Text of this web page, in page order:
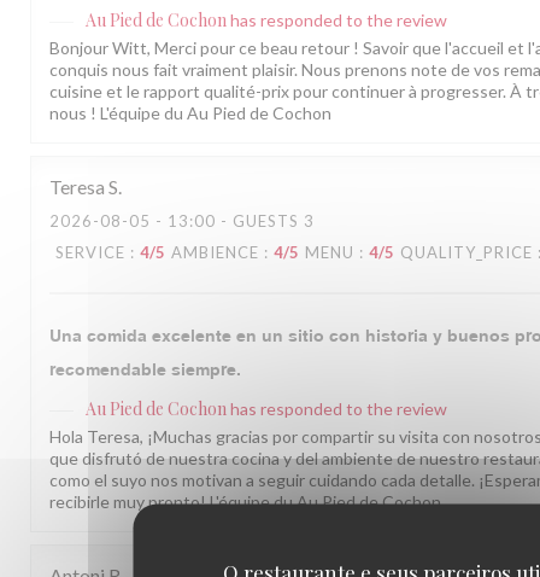
O restaurante e seus parceiros
Au Pied de Cochonhas responded to the review
Bonjour Witt, Merci pour ce beau retour ! Savoir que l'accueil et
conquis nous fait vraiment plaisir. Nous prenons note de vos
cuisine et le rapport qualité-prix pour continuer à progresser. À
nous ! L'équipe du Au Pied de Cochon
Teresa S
2026-08-05 - 13:00 - GUESTS 3
SERVICE : 4/5 AMBIENCE : 4/5 MENU : 4/5 QUALITY_PRICE
Una comida excelente en un sitio con historia y buenos
recomendable siempre.
Au Pied de Cochonhas responded to the review
Hola Teresa, ¡Muchas gracias por compartir su visita con
que disfrutó de nuestra cocina y del ambiente de nuestro
como el suyo nos motivan a seguir cuidando cada detalle.
recibirle muy pronto! L'équipe du Au Pied de Cochon